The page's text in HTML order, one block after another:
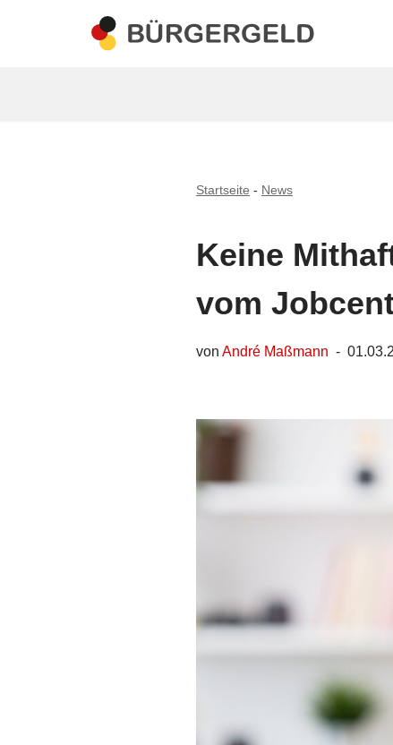
Startseite - News
Keine
vom
von André Maßmann